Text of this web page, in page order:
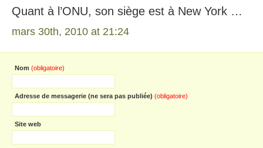
Quant à l’ONU, son siège est à New York …
mars 30th, 2010 at 21:24
Nom (obligatoire)
Adresse de messagerie (ne sera pas publiée) (obligatoire)
Site web